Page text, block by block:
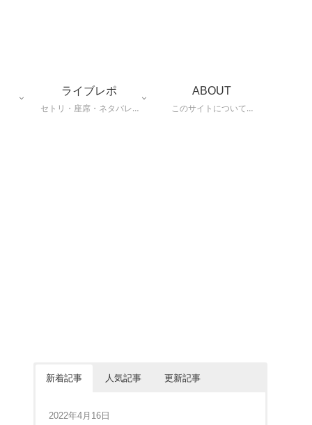
ライブレポ
セトリ・座席・ネタバレ…
ABOUT
このサイトについて…
新着記事 人気記事 更新記事
2022年4月16日